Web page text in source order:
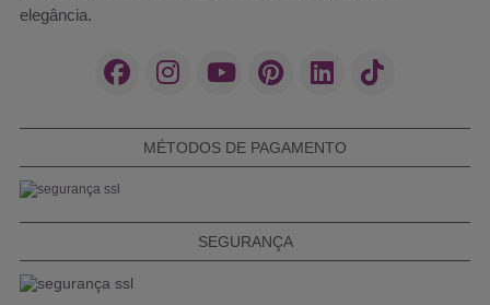
elegância.
MÉTODOS DE PAGAMENTO
SEGURANÇA